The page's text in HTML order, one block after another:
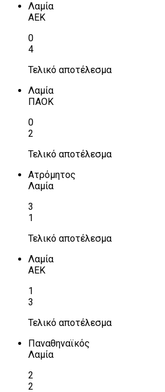
Λαμία
ΑΕΚ
0
4
Τελικό αποτέλεσμα
Λαμία
ΠΑΟΚ
0
2
Τελικό αποτέλεσμα
Ατρόμητος
Λαμία
3
1
Τελικό αποτέλεσμα
Λαμία
ΑΕΚ
1
3
Τελικό αποτέλεσμα
Παναθηναϊκός
Λαμία
2
2